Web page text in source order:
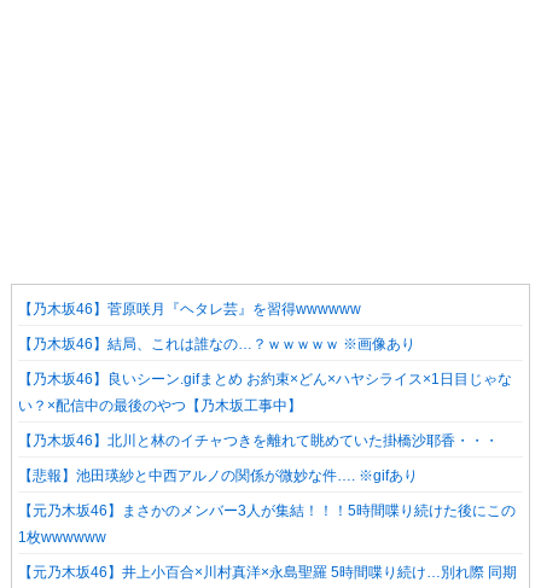
【乃木坂46】菅原咲月『ヘタレ芸』を習得wwwwww
【乃木坂46】結局、これは誰なの…？ｗｗｗｗｗ ※画像あり
【乃木坂46】良いシーン.gifまとめ お約束×どん×ハヤシライス×1日目じゃな
い？×配信中の最後のやつ【乃木坂工事中】
【乃木坂46】北川と林のイチャつきを離れて眺めていた掛橋沙耶香・・・
【悲報】池田瑛紗と中西アルノの関係が微妙な件…. ※gifあり
【元乃木坂46】まさかのメンバー3人が集結！！！5時間喋り続けた後にこの
1枚wwwwww
【元乃木坂46】井上小百合×川村真洋×永島聖羅 5時間喋り続け…別れ際 同期